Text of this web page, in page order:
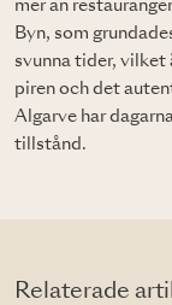
mer än
Byn, som
svunna tider,
piren och det
Algarve har
tillstånd.
Relaterade